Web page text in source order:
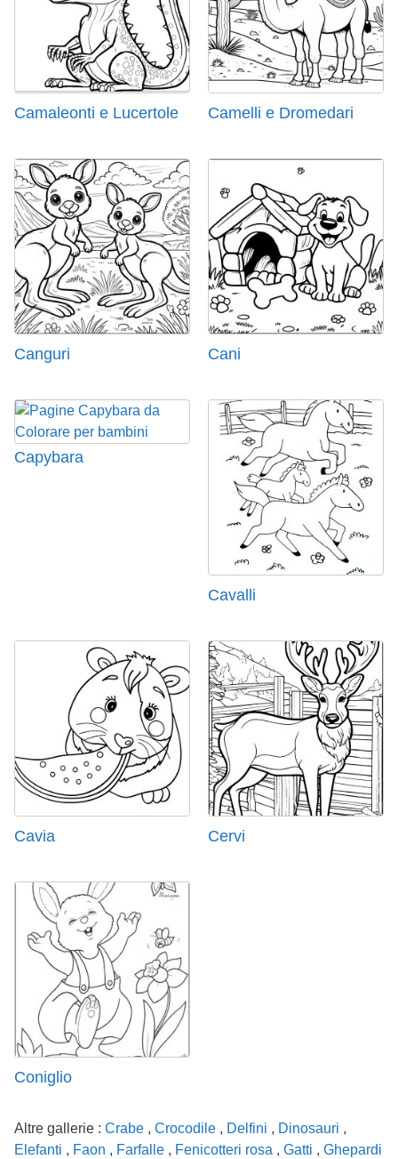
Camaleonti e Lucertole Camelli e Dromedari
Canguri Cani
Capybara
Cavalli
Cavia Cervi
Coniglio
Altre gallerie : Crabe , Crocodile , Delfini , Dinosauri ,
Elefanti , Faon , Farfalle , Fenicotteri rosa , Gatti , Ghepardi